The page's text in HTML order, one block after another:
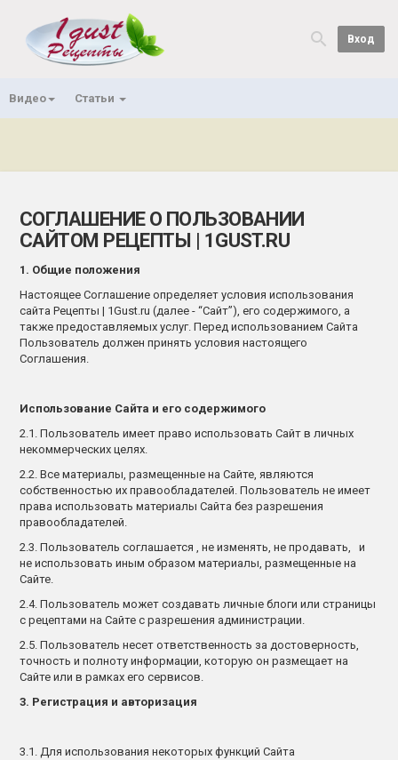
Вход
Видео Статьи
СОГЛАШЕНИЕ О ПОЛЬЗОВАНИИ
САЙТОМ РЕЦЕПТЫ | 1GUST.RU
1. Общие положения
Настоящее Соглашение определяет условия использования
сайта Рецепты | 1Gust.ru (далее - “Сайт”), его содержимого, а
также предоставляемых услуг. Перед использованием Сайта
Пользователь должен принять условия настоящего
Соглашения.
Использование Сайта и его содержимого
2.1. Пользователь имеет право использовать Сайт в личных
некоммерческих целях.
2.2. Все материалы, размещенные на Сайте, являются
собственностью их правообладателей. Пользователь не имеет
права использовать материалы Сайта без разрешения
правообладателей.
2.3. Пользователь соглашается , не изменять, не продавать, и
не использовать иным образом материалы, размещенные на
Сайте.
2.4. Пользователь может создавать личные блоги или страницы
с рецептами на Сайте с разрешения администрации.
2.5. Пользователь несет ответственность за достоверность,
точность и полноту информации, которую он размещает на
Сайте или в рамках его сервисов.
3. Регистрация и авторизация
3.1. Для использования некоторых функций Сайта